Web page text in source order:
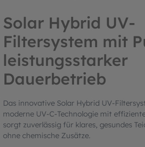
Solar Hybrid UV-
Filtersystem mit
leistungsstarker
Dauerbetrieb
Das innovative Solar Hybrid UV-
moderne UV-C-Technologie mit
sorgt zuverlässig für klares, gesundes
ohne chemische Zusätze.